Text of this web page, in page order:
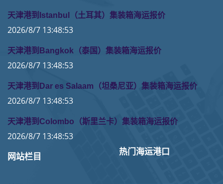
天津港到Istanbul（土耳其）集装箱海运报价
2026/8/7 13:48:53
天津港到Bangkok（泰国）集装箱海运报价
2026/8/7 13:48:53
天津港到Dar es Salaam（坦桑尼亚）集装箱海运报价
2026/8/7 13:48:53
天津港到Colombo（斯里兰卡）集装箱海运报价
2026/8/7 13:48:53
网站栏目
热门海运港口